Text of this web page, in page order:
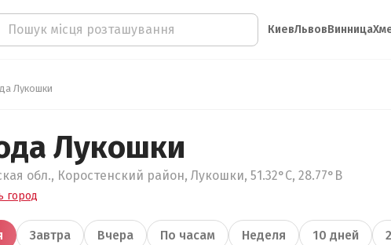
КиевЛьвовВинница
Лукошки
Лукошки
обл., Коростенский район, Лукошки, 51.32°С, 28.77°В
город
Завтра Вчера По часам Неделя 10 дней